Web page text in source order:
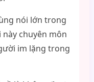
nói lớn trong
chuyên môn
im lặng trong